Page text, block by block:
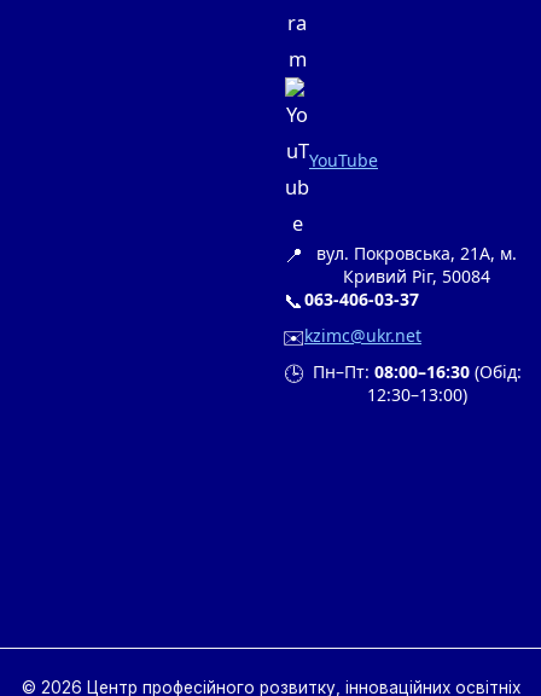
YouTube
📍
вул. Покровська, 21А, м.
Кривий Ріг, 50084
📞063-406-03-37
✉️kzimc@ukr.net
🕒 Пн–Пт: 08:00–16:30(Обід:
12:30–13:00)
© 2026 Центр професійного розвитку, інноваційних освітніх